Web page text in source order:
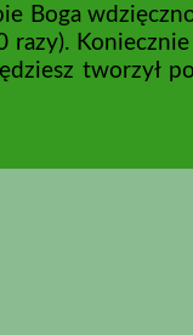
Boga
tworzył